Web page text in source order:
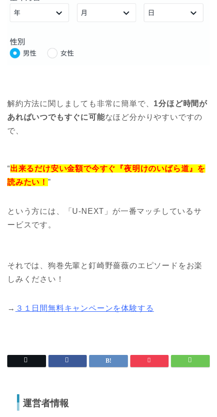
解約方法に関しましても非常に簡単で、 1分ほど時間が
あればいつでもすぐに可能なほど分かりやすいですの
で、
“出来るだけ安い金額で今すぐ『夜明けのいばら道』を
読みたい！ ”
という方には、「U-NEXT」が一番マッチしているサ
ービスです。
それでは、狗巻先輩と釘崎野薔薇のエピソードをお楽
しみください！
→ ３１日間無料キャンペーンを体験する
運営者情報